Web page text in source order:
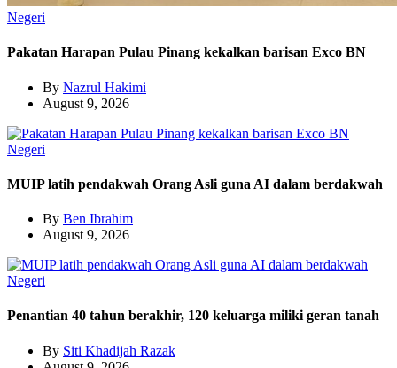
Negeri
Pakatan Harapan Pulau Pinang kekalkan barisan Exco BN
By Nazrul Hakimi
August 9, 2026
Negeri
MUIP latih pendakwah Orang Asli guna AI dalam berdakwah
By Ben Ibrahim
August 9, 2026
Negeri
Penantian 40 tahun berakhir, 120 keluarga miliki geran tanah
By Siti Khadijah Razak